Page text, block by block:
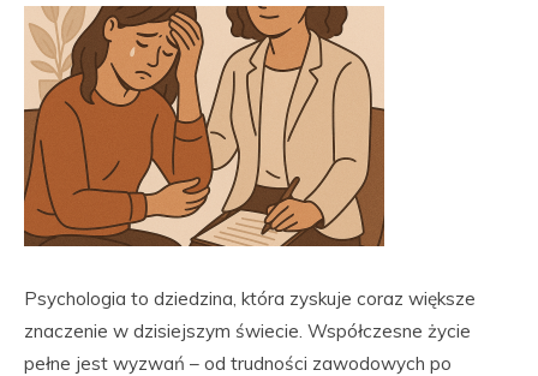
Psychologia to dziedzina, która zyskuje coraz większe
znaczenie w dzisiejszym świecie. Współczesne życie
pełne jest wyzwań – od trudności zawodowych po